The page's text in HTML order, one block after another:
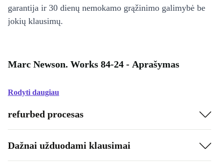
garantija ir 30 dienų nemokamo grąžinimo galimybė be
jokių klausimų.
Marc Newson. Works 84-24 - Aprašymas
Rodyti daugiau
refurbed procesas
Dažnai užduodami klausimai